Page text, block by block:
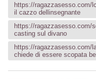
https://ragazzasesso.com/
il cazzo dellinsegnante
https://ragazzasesso.com/
casting sul divano
https://ragazzasesso.com/
chiede di essere scopata